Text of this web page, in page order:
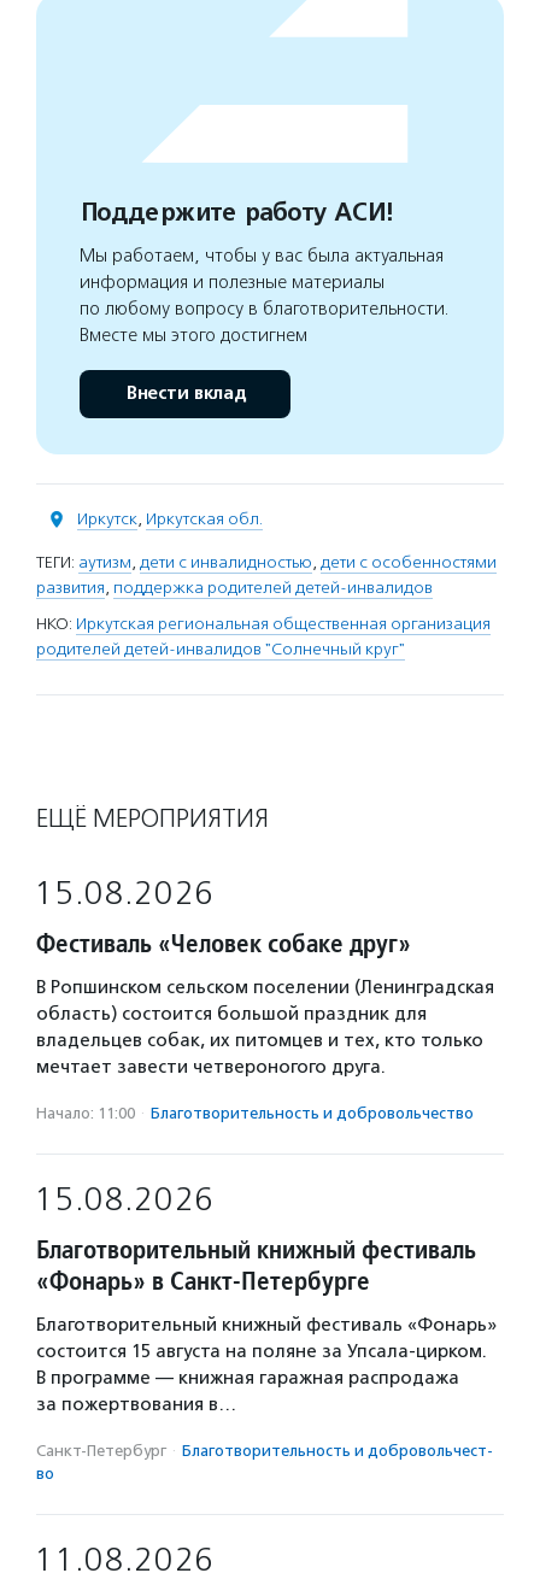
Поддержите работу АСИ!
Мы работаем, чтобы у вас была актуальная
информация и полезные материалы
по любому вопросу в благотворительности.
Вместе мы этого достигнем
Внести вклад
Иркутск, Иркутская обл.
ТЕГИ: аутизм, дети с инвалидностью, дети с особенностями
развития, поддержка родителей детей-инвалидов
НКО: Иркутская региональная общественная организация
родителей детей-инвалидов "Солнечный круг"
ЕЩЁ МЕРОПРИЯТИЯ
15.08.2026
Фестиваль «Человек собаке друг»
В Ропшинском сельском поселении (Ленинградская
область) состоится большой праздник для
владельцев собак, их питомцев и тех, кто только
мечтает завести четвероногого друга.
Начало: 11:00 · Благотвори­тель­ность и доброволь­чест­во
15.08.2026
Благотворительный книжный фестиваль
«Фонарь» в Санкт-Петербурге
Благотворительный книжный фестиваль «Фонарь»
состоится 15 августа на поляне за Упсала-цирком.
В программе — книжная гаражная распродажа
за пожертвования в…
Санкт-Петербург · Благотвори­тель­ность и доброволь­чест­
во
11.08.2026